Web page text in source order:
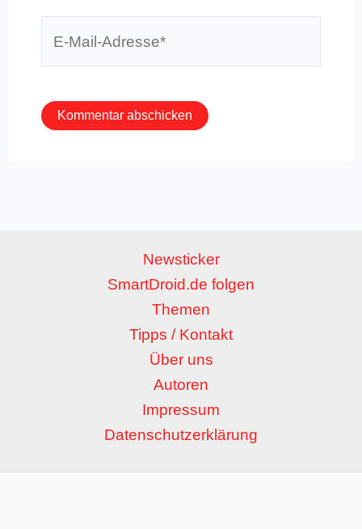
Newsticker
SmartDroid.de folgen
Themen
Tipps / Kontakt
Über uns
Autoren
Impressum
Datenschutzerklärung